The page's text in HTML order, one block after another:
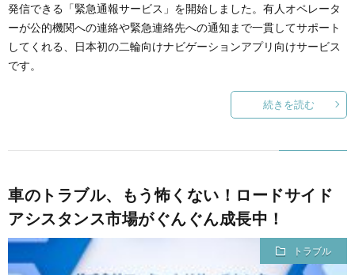
発信できる「緊急通報サービス」を開始しました。有人オペレータ
ーが公的機関への連絡や緊急連絡先への通知まで一貫してサポート
してくれる、日本初の二輪向けナビゲーションアプリ向けサービス
です。
続きを読む
車のトラブル、もう怖くない！ロードサイド
アシスタンス市場がぐんぐん成長中！
トラブル